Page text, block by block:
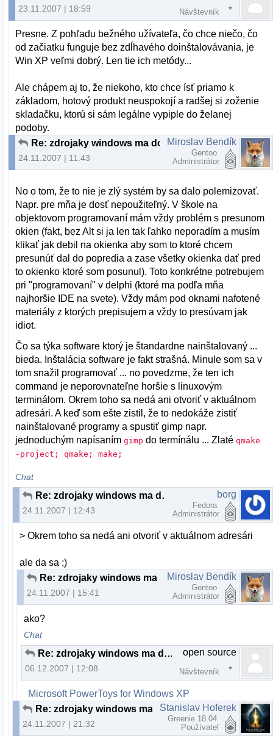
23.11.2007 | 18:59 Návštevník
Presne. Z pohľadu bežného užívateľa, čo chce niečo, čo
od začiatku funguje bez zdĺhavého doinštalovávania, je
Win XP veľmi dobrý. Len tie ich metódy...
Ale chápem aj to, že niekoho, kto chce ísť priamo k
základom, hotový produkt neuspokojí a radšej si zoženie
skladačku, ktorú si sám legálne vypiple do želanej
podoby.
Re: zdrojaky windows ma dohnali k sialenstvu
24.11.2007 | 11:43
Miroslav Bendík
Gentoo
Administrátor
No o tom, že to nie je zlý systém by sa dalo polemizovať.
Napr. pre mňa je dosť nepoužiteľný. V škole na
objektovom programovaní mám vždy problém s presunom
okien (fakt, bez Alt si ja len tak ľahko neporadím a musím
klikať jak debil na okienka aby som to ktoré chcem
presunúť dal do popredia a zase všetky okienka dať pred
to okienko ktoré som posunul). Toto konkrétne potrebujem
pri "programovaní" v delphi (ktoré ma podľa mňa
najhoršie IDE na svete). Vždy mám pod oknami nafotené
materiály z ktorých prepisujem a vždy to presúvam jak
idiot.
Čo sa týka software ktorý je štandardne nainštalovaný ...
bieda. Inštalácia software je fakt strašná. Minule som sa v
tom snažil programovať ... no povedzme, že ten ich
command je neporovnateľne horšie s linuxovým
terminálom. Okrem toho sa nedá ani otvoriť v aktuálnom
adresári. A keď som ešte zistil, že to nedokáže zistiť
nainštalované programy a spustiť gimp napr.
jednoduchým napísanímgimp do termínálu ... Zlaté qmake
-project; qmake; make;
Chat
Re: zdrojaky windows ma dohnali k sialenstvu
24.11.2007 | 12:43
borg
Fedora
Administrátor
> Okrem toho sa nedá ani otvoriť v aktuálnom adresári
ale da sa ;)
Re: zdrojaky windows ma dohnali k sialenstvu
24.11.2007 | 15:41
Miroslav Bendík
Gentoo
Administrátor
ako?
Chat
Re: zdrojaky windows ma dohnali k sialenstvu
06.12.2007 | 12:08
open source
Návštevník
Microsoft PowerToys for Windows XP
Re: zdrojaky windows ma dohnali k sialenstvu
24.11.2007 | 21:32
Stanislav Hoferek
Greenie 18.04
Používateľ